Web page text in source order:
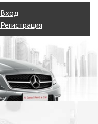
Вход
Регистрация